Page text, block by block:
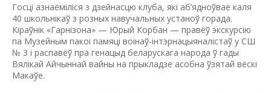
Госці азнаёміліся з дзейнасцю клуба, які аб’ядноўвае каля
40 школьнікаў з розных навучальных устаноў горада.
Кіраўнік «Гарнізона» — Юрый Корбан — правёў экскурсію
па Музейным пакоі памяці воінаў-інтэрнацыяналістаў у СШ
№ 3 і распавёў пра генацыд беларускага народа ў гады
Вялікай Айчыннай вайны на прыкладзе асобна ўзятай вёскі
Макаўе.